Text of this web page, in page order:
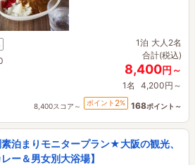
1泊 大人2名
合計(税込)
8,400円～
1名 4,200円～
8,400スコア～ ポイント 2% 168ポイント～
素泊まりモニタープラン★大阪の観光、
ー＆男女別大浴場】